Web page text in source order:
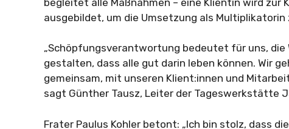
ausgebildet, um die Umsetzung als
„Schöpfungsverantwortung bedeutet für uns, die
gestalten, dass alle gut darin leben können. Wir
gemeinsam, mit unseren Klient:innen und
sagt Günther Tausz, Leiter der Tageswerkstätte
Frater Paulus Kohler betont: „Ich bin stolz, dass die